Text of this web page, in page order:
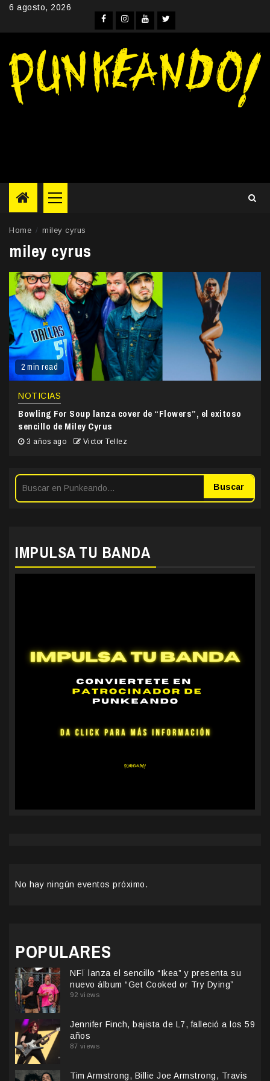
Skip6 agosto, 2026
Facebook
Instagram
YouTube
Twitter
Primary
Menu
Home miley cyrus
miley cyrus
2 min read
NOTICIAS
Bowling For Soup lanza cover de “Flowers”, el exitoso
sencillo de Miley Cyrus
3 años ago Victor Tellez
Buscar
IMPULSA TU BANDA
No hay ningún eventos próximo.
POPULARES
NFÏ lanza el sencillo “Ikea” y presenta su
nuevo álbum “Get Cooked or Try Dying”
92 views
Jennifer Finch, bajista de L7, falleció a los 59
años
87 views
Tim Armstrong, Billie Joe Armstrong, Travis